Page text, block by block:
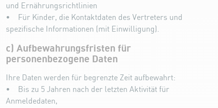
und Ernährungsrichtlinien
• Für Kinder, die Kontaktdaten des Vertreters und
spezifische Informationen (mit Einwilligung).
c) Aufbewahrungsfristen für
personenbezogene Daten
Ihre Daten werden für begrenzte Zeit aufbewahrt:
• Bis zu 5 Jahren nach der letzten Aktivität für
Anmeldedaten,